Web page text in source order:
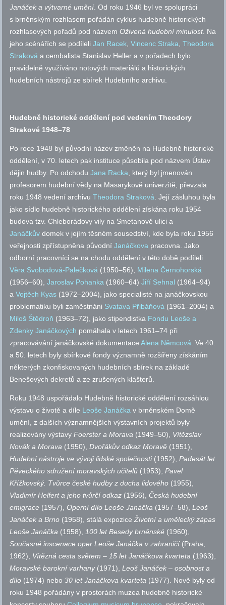
Janáček a výtvarné umění. Od roku 1946 byl ve spolupráci
s brněnským rozhlasem pořádán cyklus hudebně historických
rozhlasových pořadů pod názvem Oživená hudební minulost. Na
jeho scénářích se podíleliJan Racek,Vincenc Straka,Theodora
Straková a cembalista Stanislav Heller a v pořadech bylo
pravidelně využíváno notových materiálů a historických
hudebních nástrojů ze sbírek Hudebního archivu.
Hudebně historické oddělení pod vedením Theodory
Strakové 1948–78
Po roce 1948 byl původní název změněn na Hudebně historické
oddělení, v 70. letech pak instituce působila pod názvem Ústav
dějin hudby. Po odchoduJana Racka, který byl jmenován
profesorem hudební vědy na Masarykově univerzitě, převzala
roku 1948 vedení archivuTheodora Straková. Její zásluhou byla
jako sídlo hudebně historického oddělení získána roku 1954
budovatzv. Chleborádovy vily na Smetanově ulici a
Janáčkův domek v jejím těsném sousedství, kde byla roku 1956
veřejnosti zpřístupněna původníJanáčkova pracovna. Jako
odborní pracovníci se na chodu oddělení v této době podíleli
Věra Svobodová-Palečková (1950–56), Milena Černohorská
(1956–60),Jaroslav Pohanka (1960–64)Jiří Sehnal (1964–94)
aVojtěch Kyas (1972–2004), jako specialisté na janáčkovskou
problematiku byli zaměstnáni Svatava Přibáňová (1961–2004) a
Miloš Štědroň (1963–72), jako stipendistka Fondu Leoše a
Zdenky Janáčkových pomáhala v letech 1961–74 při
zpracovávání janáčkovské dokumentaceAlena Němcová. Ve 40.
a 50. letech byly sbírkové fondy významně rozšířeny získáním
některých zkonfiskovaných hudebních sbírek na základě
Benešových dekretů a ze zrušených klášterů.
Roku 1948 uspořádalo Hudebně historické oddělení rozsáhlou
výstavu o životě a díle Leoše Janáčka v brněnském Domě
umění, z dalších významnějších výstavních projektů byly
realizovány výstavyFoerster a Morava (1949–50), Vítězslav
Novák a Morava (1950),Dvořákův odkaz Moravě (1951),
Hudební nástroje ve vývoji lidské společnosti(1952),Padesát let
Pěveckého sdružení moravských učitelů (1953),Pavel
Křížkovský. Tvůrce české hudby z ducha lidového (1955),
Vladimír Helfert a jeho tvůrčí odkaz (1956), Česká hudební
emigrace (1957), Operní dílo Leoše Janáčka (1957–58),Leoš
Janáček a Brno (1958), stálá expoziceŽivotní a umělecký zápas
Leoše Janáčka (1958),100 let Besedy brněnské (1960),
Současné inscenace oper Leoše Janáčka v zahraničí(Praha,
1962), Vítězná cesta světem – 15 let Janáčkova kvarteta (1963),
Moravské barokní varhany(1971),Leoš Janáček – osobnost a
dílo (1974) nebo30 let Janáčkova kvarteta (1977). Nově byly od
roku 1948 pořádány v prostorách muzea hudebně historické